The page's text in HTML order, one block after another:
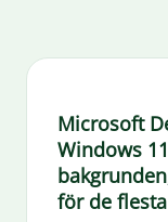
Microsoft
Windows
för de